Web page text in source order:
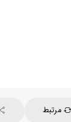
مرتبط